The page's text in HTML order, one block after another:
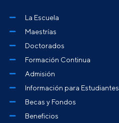
La Escuela
Maestrías
Doctorados
Formación Continua
Admisión
Información para Estudiantes
Becas y Fondos
Beneficios